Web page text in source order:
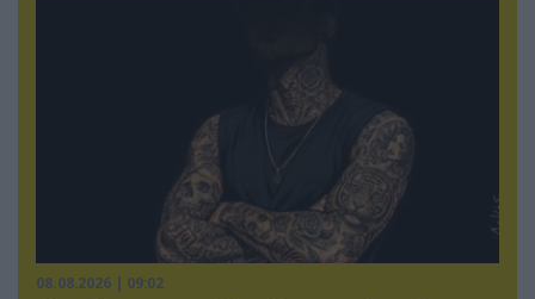
08.08.2026 | 09:02